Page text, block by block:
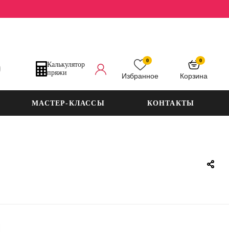
Калькулятор
пряжи
Избранное
0
Корзина
0
МАСТЕР-КЛАССЫ КОНТАКТЫ